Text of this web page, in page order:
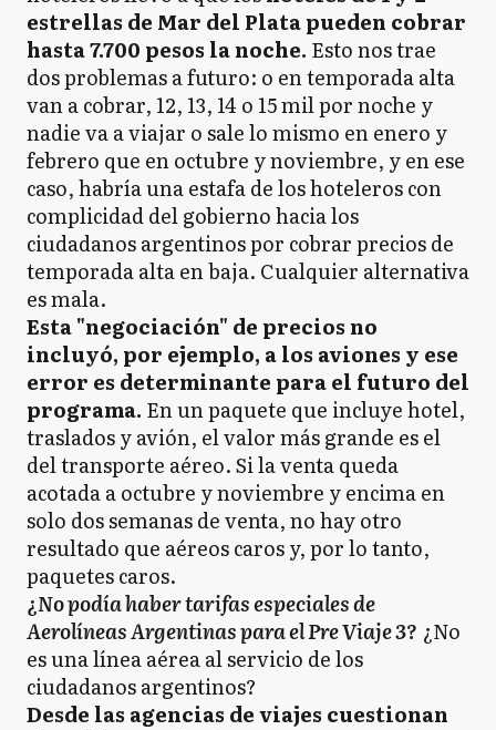
estrellas de Mar del Plata pueden cobrar
hasta 7.700 pesos la noche. Esto nos trae
dos problemas a futuro: o en temporada alta
van a cobrar, 12, 13, 14 o 15 mil por noche y
nadie va a viajar o sale lo mismo en enero y
febrero que en octubre y noviembre, y en ese
caso, habría una estafa de los hoteleros con
complicidad del gobierno hacia los
ciudadanos argentinos por cobrar precios de
temporada alta en baja. Cualquier alternativa
es mala.
Esta "negociación" de precios no
incluyó, por ejemplo, a los aviones y ese
error es determinante para el futuro del
programa. En un paquete que incluye hotel,
traslados y avión, el valor más grande es el
del transporte aéreo. Si la venta queda
acotada a octubre y noviembre y encima en
solo dos semanas de venta, no hay otro
resultado que aéreos caros y, por lo tanto,
paquetes caros.
¿No podía haber tarifas especiales de
Aerolíneas Argentinas para el Pre Viaje 3? ¿No
es una línea aérea al servicio de los
ciudadanos argentinos?
Desde las agencias de viajes cuestionan